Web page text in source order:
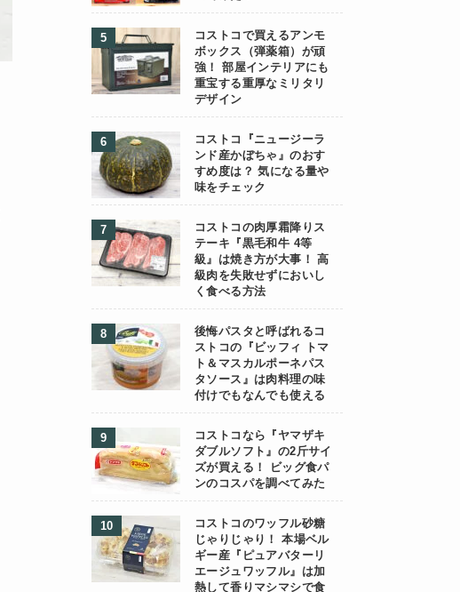
コストコで買えるアンモ
ボックス（弾薬箱）が頑
強！ 部屋インテリアにも
重宝する重厚なミリタリ
デザイン
コストコ『ニュージーラ
ンド産かぼちゃ』のおす
すめ度は？ 気になる量や
味をチェック
コストコの肉厚霜降りス
テーキ『黒毛和牛 4等
級』は焼き方が大事！ 高
級肉を失敗せずにおいし
く食べる方法
後悔パスタと呼ばれるコ
ストコの『ビッフィ トマ
ト＆マスカルポーネパス
タソース』は肉料理の味
付けでもなんでも使える
コストコなら『ヤマザキ
ダブルソフト』の2斤サイ
ズが買える！ ビッグ食パ
ンのコスパを調べてみた
コストコのワッフル砂糖
じゃりじゃり！ 本場ベル
ギー産『ピュアバターリ
エージュワッフル』は加
熱して香りマシマシで食